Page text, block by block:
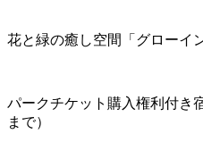
花と緑の癒し空間「グローイ
パークチケット購入権利付き
まで）